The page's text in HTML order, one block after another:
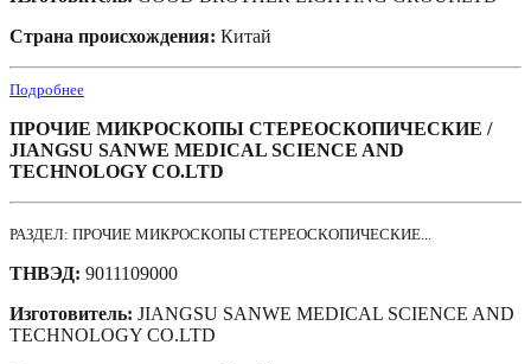
Страна происхождения: Китай
Подробнее
ПРОЧИЕ МИКРОСКОПЫ СТЕРЕОСКОПИЧЕСКИЕ /
JIANGSU SANWE MEDICAL SCIENCE AND
TECHNOLOGY CO.LTD
РАЗДЕЛ: ПРОЧИЕ МИКРОСКОПЫ СТЕРЕОСКОПИЧЕСКИЕ...
ТНВЭД: 9011109000
Изготовитель: JIANGSU SANWE MEDICAL SCIENCE AND
TECHNOLOGY CO.LTD